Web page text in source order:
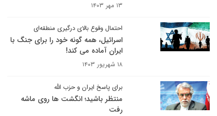
۱۳ مهر ۱۴۰۳
احتمال وقوع بالای درگیری منطقه‌ای
اسرائیل، همه گونه خود را برای جنگ با
ایران آماده می کند!
۱۸ شهریور ۱۴۰۳
برای پاسخ ایران و حزب الله
منتظر باشید؛ انگشت ها روی ماشه
رفت